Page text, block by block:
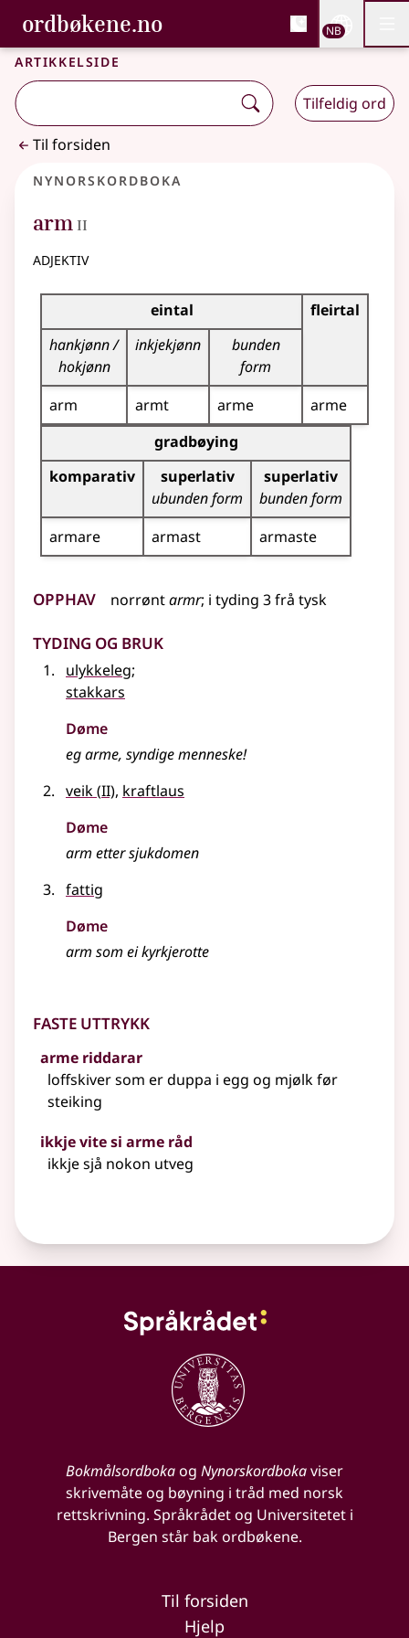
Gå til hovedinnhold
Tilgjengelighet
ordbøkene.no, Bokmålsordboka og
Bokmålsordboka og Nynorskordboka
NB
Artikkelside
Tilfeldig ord
Til forsiden
Nynorskordboka
arm 2
II
adjektiv
Bøyningstabell for dette adjektivet
eintal
fleirtal
hankjønn /
hokjønn
inkjekjønn
bunden
form
arm
armt arme
arme
Bøyningstabell for dette adjektivet (gradbøyning)
gradbøying
komparativ
superlativ
ubunden form
superlativ
bunden form
armare
armast armaste
Opphav norrøntarmr; i tyding 3 frå tysk
Tyding og bruk
ulykkeleg;
stakkars
Døme
eg arme, syndige menneske!
veik(2
II), kraftlaus
Døme
arm etter sjukdomen
fattig
Døme
arm som ei kyrkjerotte
Faste uttrykk
arme riddarar
loffskiver som er duppa i egg og mjølk før
steiking
ikkje vite si arme råd
ikkje sjå nokon utveg
Bokmålsordbokaog Nynorskordbokaviser
skrivemåte og bøyning i tråd med norsk
rettskrivning. Språkrådet og Universitetet i
Bergen står bak ordbøkene.
Til forsiden
Hjelp